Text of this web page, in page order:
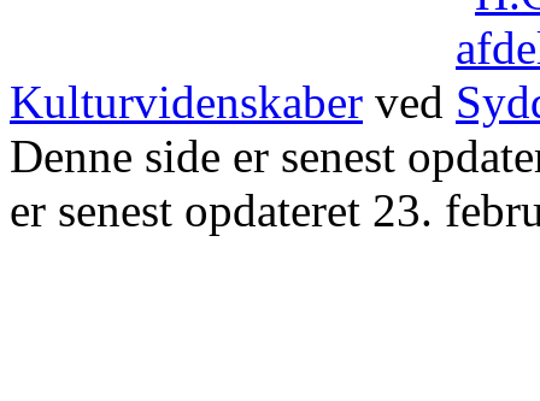
Kulturvidenskaber ved
Denne side er senest
er senest opdateret 23.